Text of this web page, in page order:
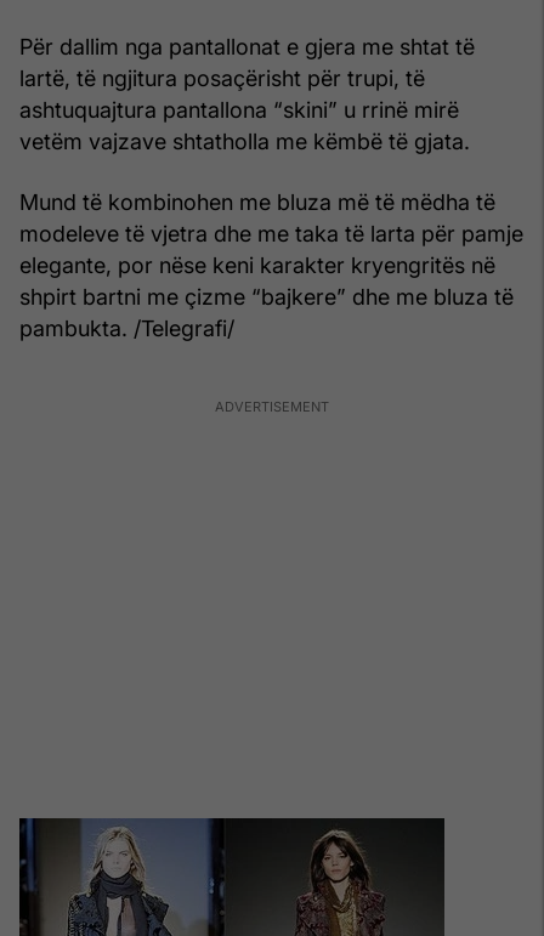
Për dallim nga pantallonat e gjera me shtat të
lartë, të ngjitura posaçërisht për trupi, të
ashtuquajtura pantallona “skini” u rrinë mirë
vetëm vajzave shtatholla me këmbë të gjata.
Mund të kombinohen me bluza më të mëdha të
modeleve të vjetra dhe me taka të larta për pamje
elegante, por nëse keni karakter kryengritës në
shpirt bartni me çizme “bajkere” dhe me bluza të
pambukta. /Telegrafi/